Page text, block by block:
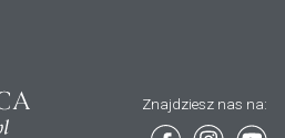
Znajdziesz nas na: